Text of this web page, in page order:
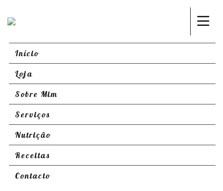
Início
Loja
Sobre Mim
Serviços
Nutrição
Receitas
Contacto